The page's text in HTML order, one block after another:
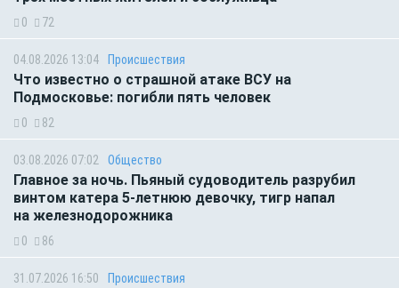
0 72
04.08.2026 13:04 Происшествия
Что известно о страшной атаке ВСУ на
Подмосковье: погибли пять человек
0 82
03.08.2026 07:02 Общество
Главное за ночь. Пьяный судоводитель разрубил
винтом катера 5-летнюю девочку, тигр напал
на железнодорожника
0 86
31.07.2026 16:50 Происшествия